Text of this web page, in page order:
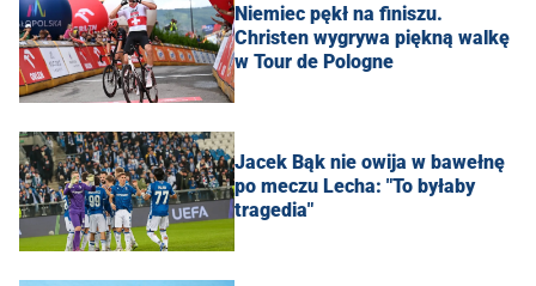
Niemiec pękł na finiszu.
Christen wygrywa piękną walkę
w Tour de Pologne
Jacek Bąk nie owija w bawełnę
po meczu Lecha: "To byłaby
tragedia"